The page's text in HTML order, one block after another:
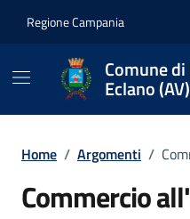
Regione Campania
Comune
Eclano (AV)
Home / Argomenti /
Commercio